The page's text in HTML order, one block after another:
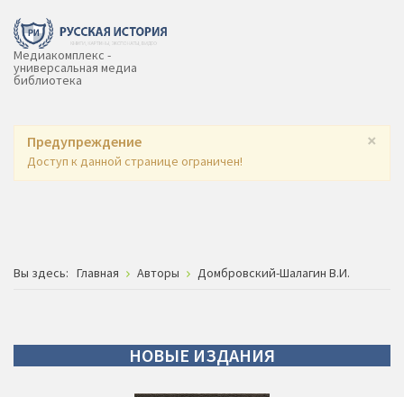
Медиакомплекс -
универсальная медиа
библиотека
×
Предупреждение
Доступ к данной странице ограничен!
Вы здесь: Главная Авторы Домбровский-Шалагин В.И.
НОВЫЕ ИЗДАНИЯ